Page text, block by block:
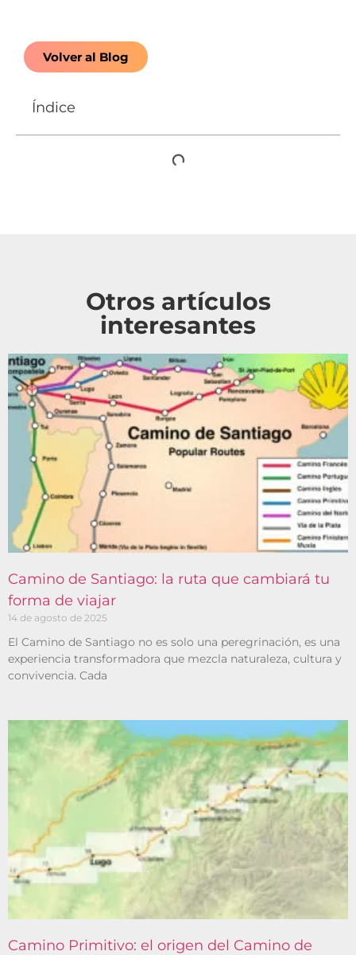
Volver al Blog
Índice
Otros artículos
interesantes
Camino de Santiago: la ruta que cambiará tu
forma de viajar
14 de agosto de 2025
El Camino de Santiago no es solo una peregrinación, es una
experiencia transformadora que mezcla naturaleza, cultura y
convivencia. Cada
Camino Primitivo: el origen del Camino de